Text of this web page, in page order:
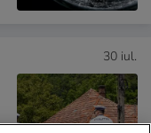
30 iul.